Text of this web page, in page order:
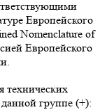
Европейского
Nomenclature of
Европейского
технических
группе (+):